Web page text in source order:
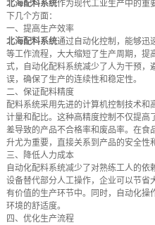
北海配料系统作为现代工业生产中的重
下几个方面：
一、提高生产效率
北海配料系统通过自动化控制，能够迅
等工作流程，大大缩短了生产周期，提
式，自动化配料系统减少了人为干预，
误，确保了生产的连续性和稳定性。
二、保证配料精度
配料系统采用先进的计算机控制技术和
计量和配比。这种高精度控制不仅提高
差导致的产品不合格率和废品率。在食
升尤为重要，直接关系到产品的安全性
三、降低人力成本
自动化配料系统减少了对熟练工人的
设备替代部分人工操作，企业可以节省
有价值的生产环节中。同时，自动化操
环境的舒适度。
四、优化生产流程